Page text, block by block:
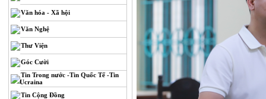
Văn hóa - Xã hội
Văn Nghệ
Thư Viện
Góc Cười
Tin Trong nước -Tin Quốc Tế -Tin
Ucraina
Tin Cộng Đồng